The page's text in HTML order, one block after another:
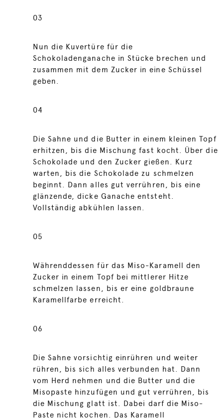
03
Nun die Kuvertüre für die
Schokoladenganache in Stücke brechen und
zusammen mit dem Zucker in eine Schüssel
geben.
04
Die Sahne und die Butter in einem kleinen Topf
erhitzen, bis die Mischung fast kocht. Über die
Schokolade und den Zucker gießen. Kurz
warten, bis die Schokolade zu schmelzen
beginnt. Dann alles gut verrühren, bis eine
glänzende, dicke Ganache entsteht.
Vollständig abkühlen lassen.
05
Währenddessen für das Miso-Karamell den
Zucker in einem Topf bei mittlerer Hitze
schmelzen lassen, bis er eine goldbraune
Karamellfarbe erreicht.
06
Die Sahne vorsichtig einrühren und weiter
rühren, bis sich alles verbunden hat. Dann
vom Herd nehmen und die Butter und die
Misopaste hinzufügen und gut verrühren, bis
die Mischung glatt ist. Dabei darf die Miso-
Paste nicht kochen. Das Karamell